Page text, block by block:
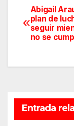
de
Abigail
plan de
seguir
no se
Entrada